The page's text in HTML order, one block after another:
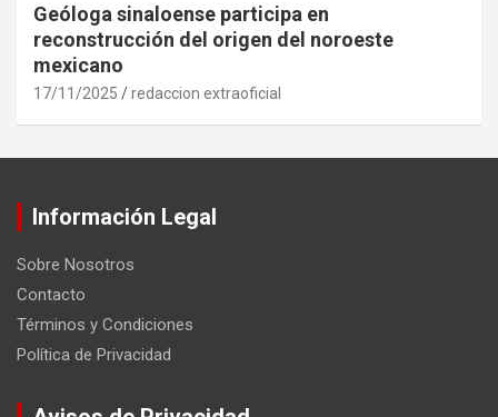
Geóloga sinaloense participa en
reconstrucción del origen del noroeste
mexicano
17/11/2025 redaccion extraoficial
Información Legal
Sobre Nosotros
Contacto
Términos y Condiciones
Política de Privacidad